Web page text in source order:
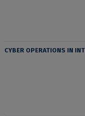
CYBER OPERATIONS IN